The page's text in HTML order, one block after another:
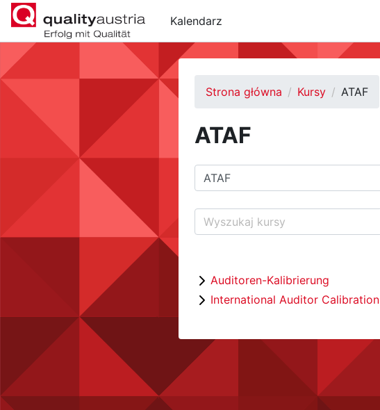
Przejdź do głównej zawartości
Kalendarz
Strona główna Kursy ATAF
ATAF
Kategorie kursów
Wyszukaj kursy
Auditoren-Kalibrierung
International Auditor Calibration